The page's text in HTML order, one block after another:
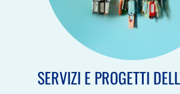
SERVIZI E PROGETTI